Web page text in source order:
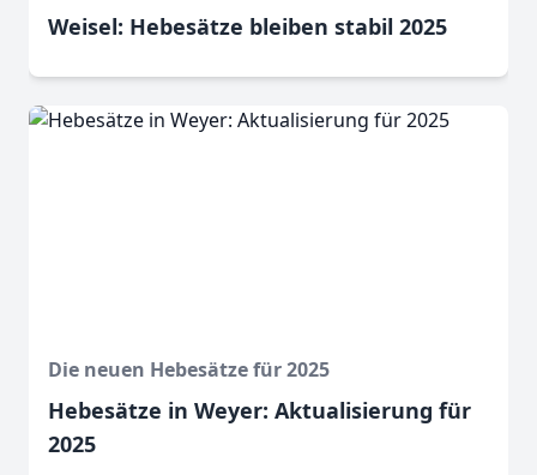
Weisel: Hebesätze bleiben stabil 2025
Die neuen Hebesätze für 2025
Hebesätze in Weyer: Aktualisierung für
2025